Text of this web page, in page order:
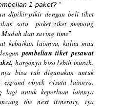
1 paket? “
dipikir-pikir dengan beli tiket
satu paket tiket memang
dan saving time”
kebaikan lainnya, kalau mau
pembelian tiket pesawat
harganya bisa lebih murah.
bisa tuh digunakan untuk
obyek wisata lainnya.
lagi untuk keperluan lainnya
the next itinerary, iya